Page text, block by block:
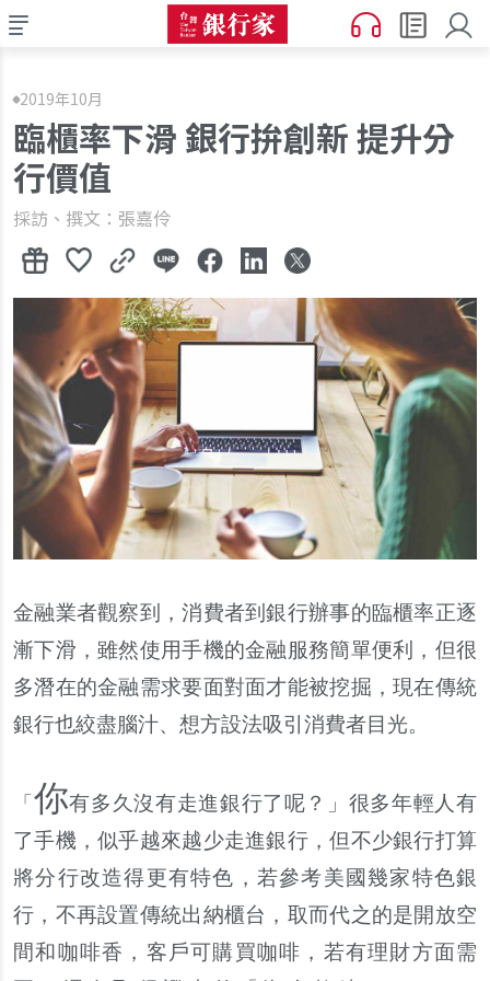
2019年10月
臨櫃率下滑 銀行拚創新 提升分
行價值
採訪、撰文：張嘉伶
金融業者觀察到，消費者到銀行辦事的臨櫃率正逐
漸下滑，雖然使用手機的金融服務簡單便利，但很
多潛在的金融需求要面對面才能被挖掘，現在傳統
銀行也絞盡腦汁、想方設法吸引消費者目光。
「 你有多久沒有走進銀行了呢？」很多年輕人有
了手機，似乎越來越少走進銀行，但不少銀行打算
將分行改造得更有特色，若參考美國幾家特色銀
行，不再設置傳統出納櫃台，取而代之的是開放空
間和咖啡香，客戶可購買咖啡，若有理財方面需